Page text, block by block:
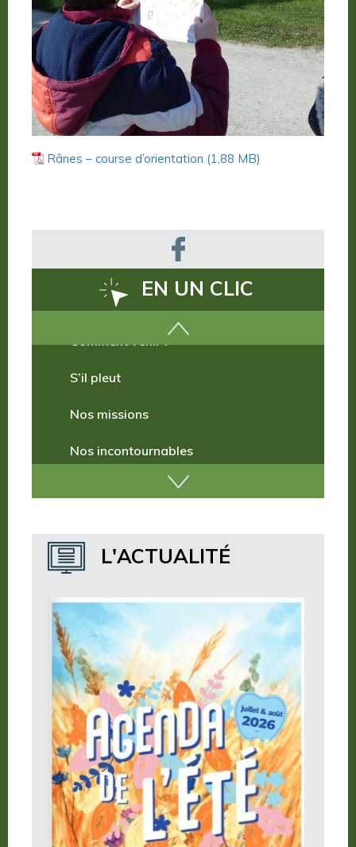
Rânes – course d’orientation
EN UN CLIC
Nos incontournables
Où dormir ?
L'ACTUALITÉ